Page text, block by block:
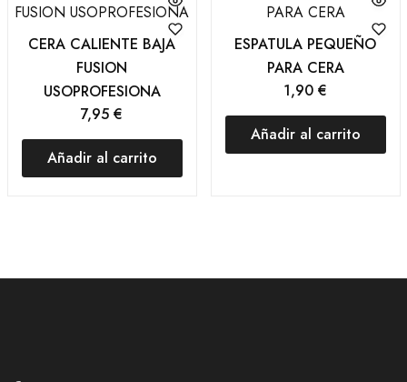
CERA CALIENTE BAJA
FUSION
USOPROFESIONA
7,95 €
Añadir al carrito
ESPATULA PEQUEÑO
PARA CERA
1,90 €
Añadir al carrito